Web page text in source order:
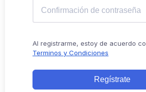
Al registrarme, estoy de acuerdo
Terminos y Condiciones
Regístrate